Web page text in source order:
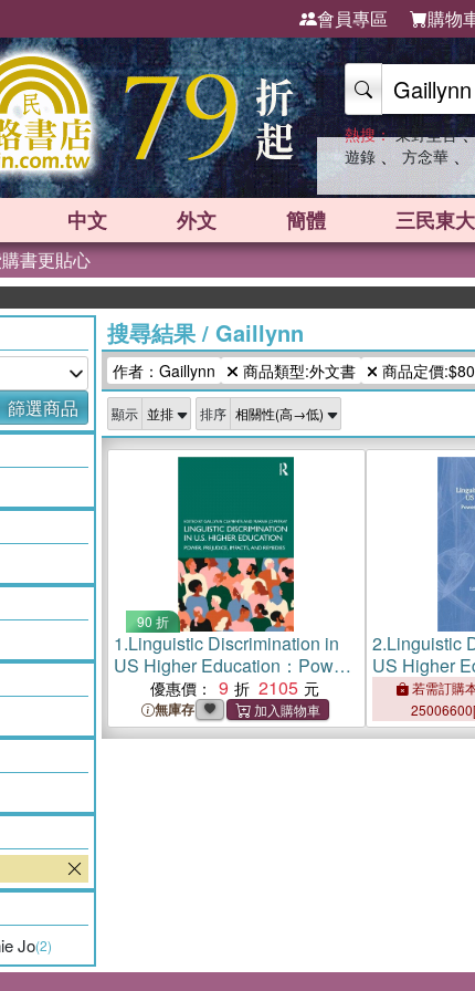
會員專區 購物
熱搜： 東野圭吾
遊錄 、 方念華 、
中文 外文 簡體 三民東大
書更貼心
篩選商品
Jo(2)
搜尋結果/ Gaillynn
作者：Gaillynn 商品類型:外文書 商品定價
顯示 排序
90 折
1.Linguistic Discrimination in
US Higher Education：Power,
Prejudice, Impacts, and
Remedies
優惠價： 9 2105
無庫存
2.Linguistic
US Higher
Prejudice,
Remedies
若需訂購